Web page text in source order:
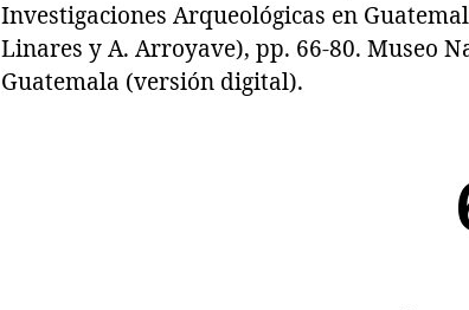
Investigaciones Arqueológicas en
Linares y A. Arroyave), pp. 66-80. Museo
Guatemala (versión digital).